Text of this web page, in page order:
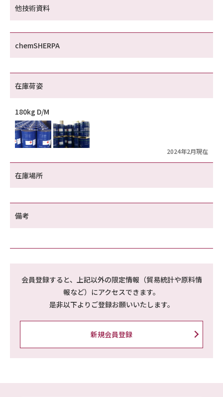
他技術資料
chemSHERPA
在庫荷姿
180kg D/M
2024年2月現在
在庫場所
備考
会員登録すると、上記以外の限定情報（貿易統計や原料情
報など）にアクセスできます。
是非以下よりご登録お願いいたします。
新規会員登録